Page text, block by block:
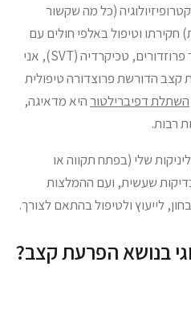
(כל מה שקשור
וטיפול באלפי חולים עם
הפרעות קצב לב שונות כמו: פרפור פרוזדורים, טכיקרדיה (SVT), אני
הדורשת פרוצדורה טיפולית
דפיברילטורהיא מדאיגה,
שלי (בפתח תקווה או
שעשית, ועם ההמלצות
לייעוץ ולטיפול בהתאם לצורך.
בנושא הפרעת קצב?